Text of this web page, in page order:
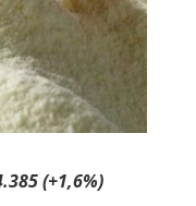
(+1,6%)